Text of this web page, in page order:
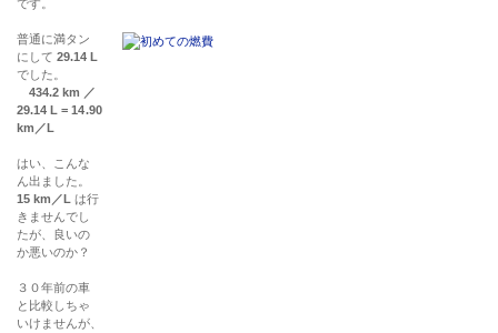
です。
普通に満タン
にして29.14 L
でした。
434.2 km ／
29.14 L = 14.90
km／L
はい、こんな
ん出ました。
15 km／L は行
きませんでし
たが、良いの
か悪いのか？
３０年前の車
と比較しちゃ
いけませんが、